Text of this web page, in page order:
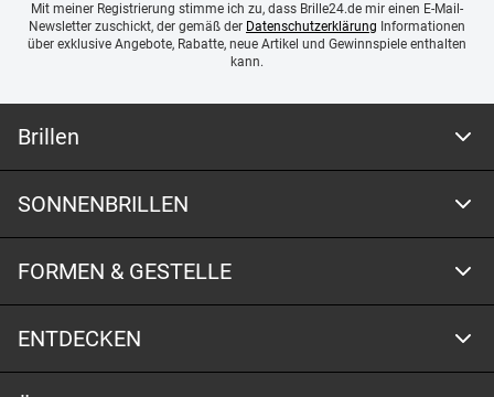
Mit meiner Registrierung stimme ich zu, dass Brille24.de mir einen E-Mail-
Newsletter zuschickt, der gemäß der Datenschutzerklärung Informationen
über exklusive Angebote, Rabatte, neue Artikel und Gewinnspiele enthalten
kann.
Brillen
SONNENBRILLEN
FORMEN & GESTELLE
ENTDECKEN